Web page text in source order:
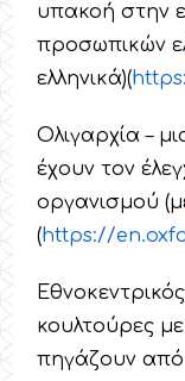
υπακοή στην
προσωπικών
ελληνικά)(https
Ολιγαρχία –
έχουν τον
οργανισμού
(https://en.
κουλτούρες
πηγάζουν από